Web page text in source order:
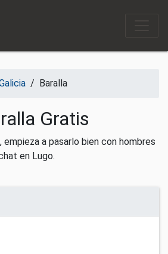
/ Baralla
Gratis
empieza a pasarlo bien con hombres
en Lugo.